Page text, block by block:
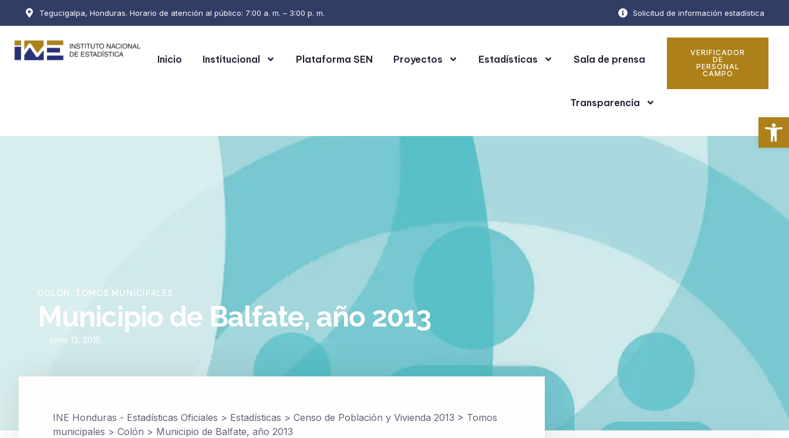
Tegucigalpa, Honduras. Horario de atención al público: 7:00 a. m. – 3:00 p. m. Solicitud de información estadística
Inicio Institucional Plataforma SEN Proyectos Estadísticas Sala de prensa
Transparencia
VERIFICADOR
DE
PERSONAL
CAMPO
COLÓN TOMOS MUNICIPALES
Municipio de Balfate, año 2013
junio 13, 2015
INE Honduras - Estadísticas Oficiales > Estadísticas > Censo de Población y Vivienda 2013 > Tomos
municipales > Colón > Municipio de Balfate, año 2013